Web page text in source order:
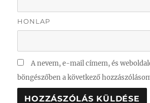
HONLAP
A nevem, e-mail címem, és
böngészőben a következő